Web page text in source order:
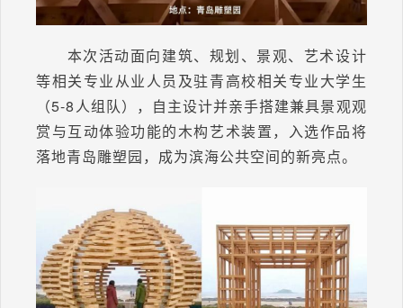
本次活动面向建筑、规划、景观、艺术设计
等相关专业从业人员及驻青高校相关专业大学生
（5-8人组队），自主设计并亲手搭建兼具景观观
赏与互动体验功能的木构艺术装置，入选作品将
落地青岛雕塑园，成为滨海公共空间的新亮点。